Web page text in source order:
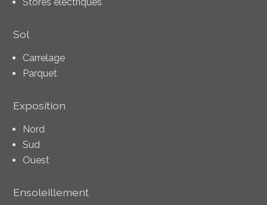
Sol
Carrelage
Parquet
Exposition
Nord
Sud
Ouest
Ensoleillement